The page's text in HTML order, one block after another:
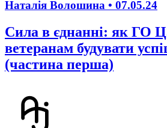
Наталія Волошина • 07.05.24
Сила в єднанні: як ГО
ветеранам будувати
(частина перша)